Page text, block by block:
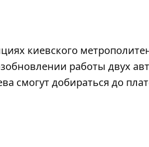
киевского
работы двух
смогут добираться до